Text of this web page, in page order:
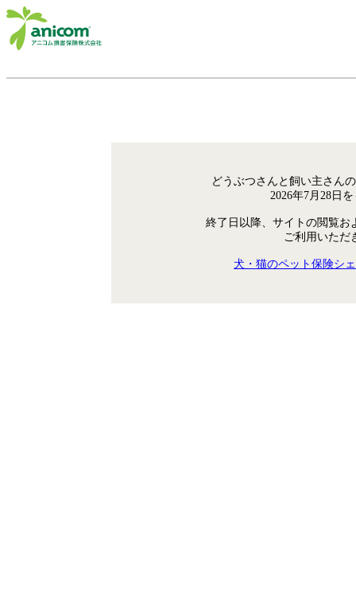
どうぶつさんと飼い主さん
2026年7月28日
終了日以降、サイトの閲覧お
ご利用いただ
犬・猫のペット保険シ